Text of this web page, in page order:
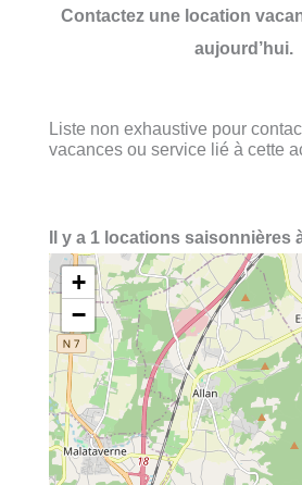
Contactez une location
aujourd’hui.
Liste non exhaustive pour
vacances ou service lié à cette
Il y a 1 locations saisonnières
+
−